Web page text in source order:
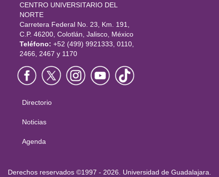
CENTRO UNIVERSITARIO DEL
NORTE
Carretera Federal No. 23, Km. 191,
C.P. 46200, Colotlán, Jalisco, México
Teléfono: +52 (499) 9921333, 0110,
2466, 2467 y 1170
Menú
principal
Directorio
Noticias
Agenda
Derechos
Derechos reservados ©1997 - 2026. Universidad de Guadalajara.